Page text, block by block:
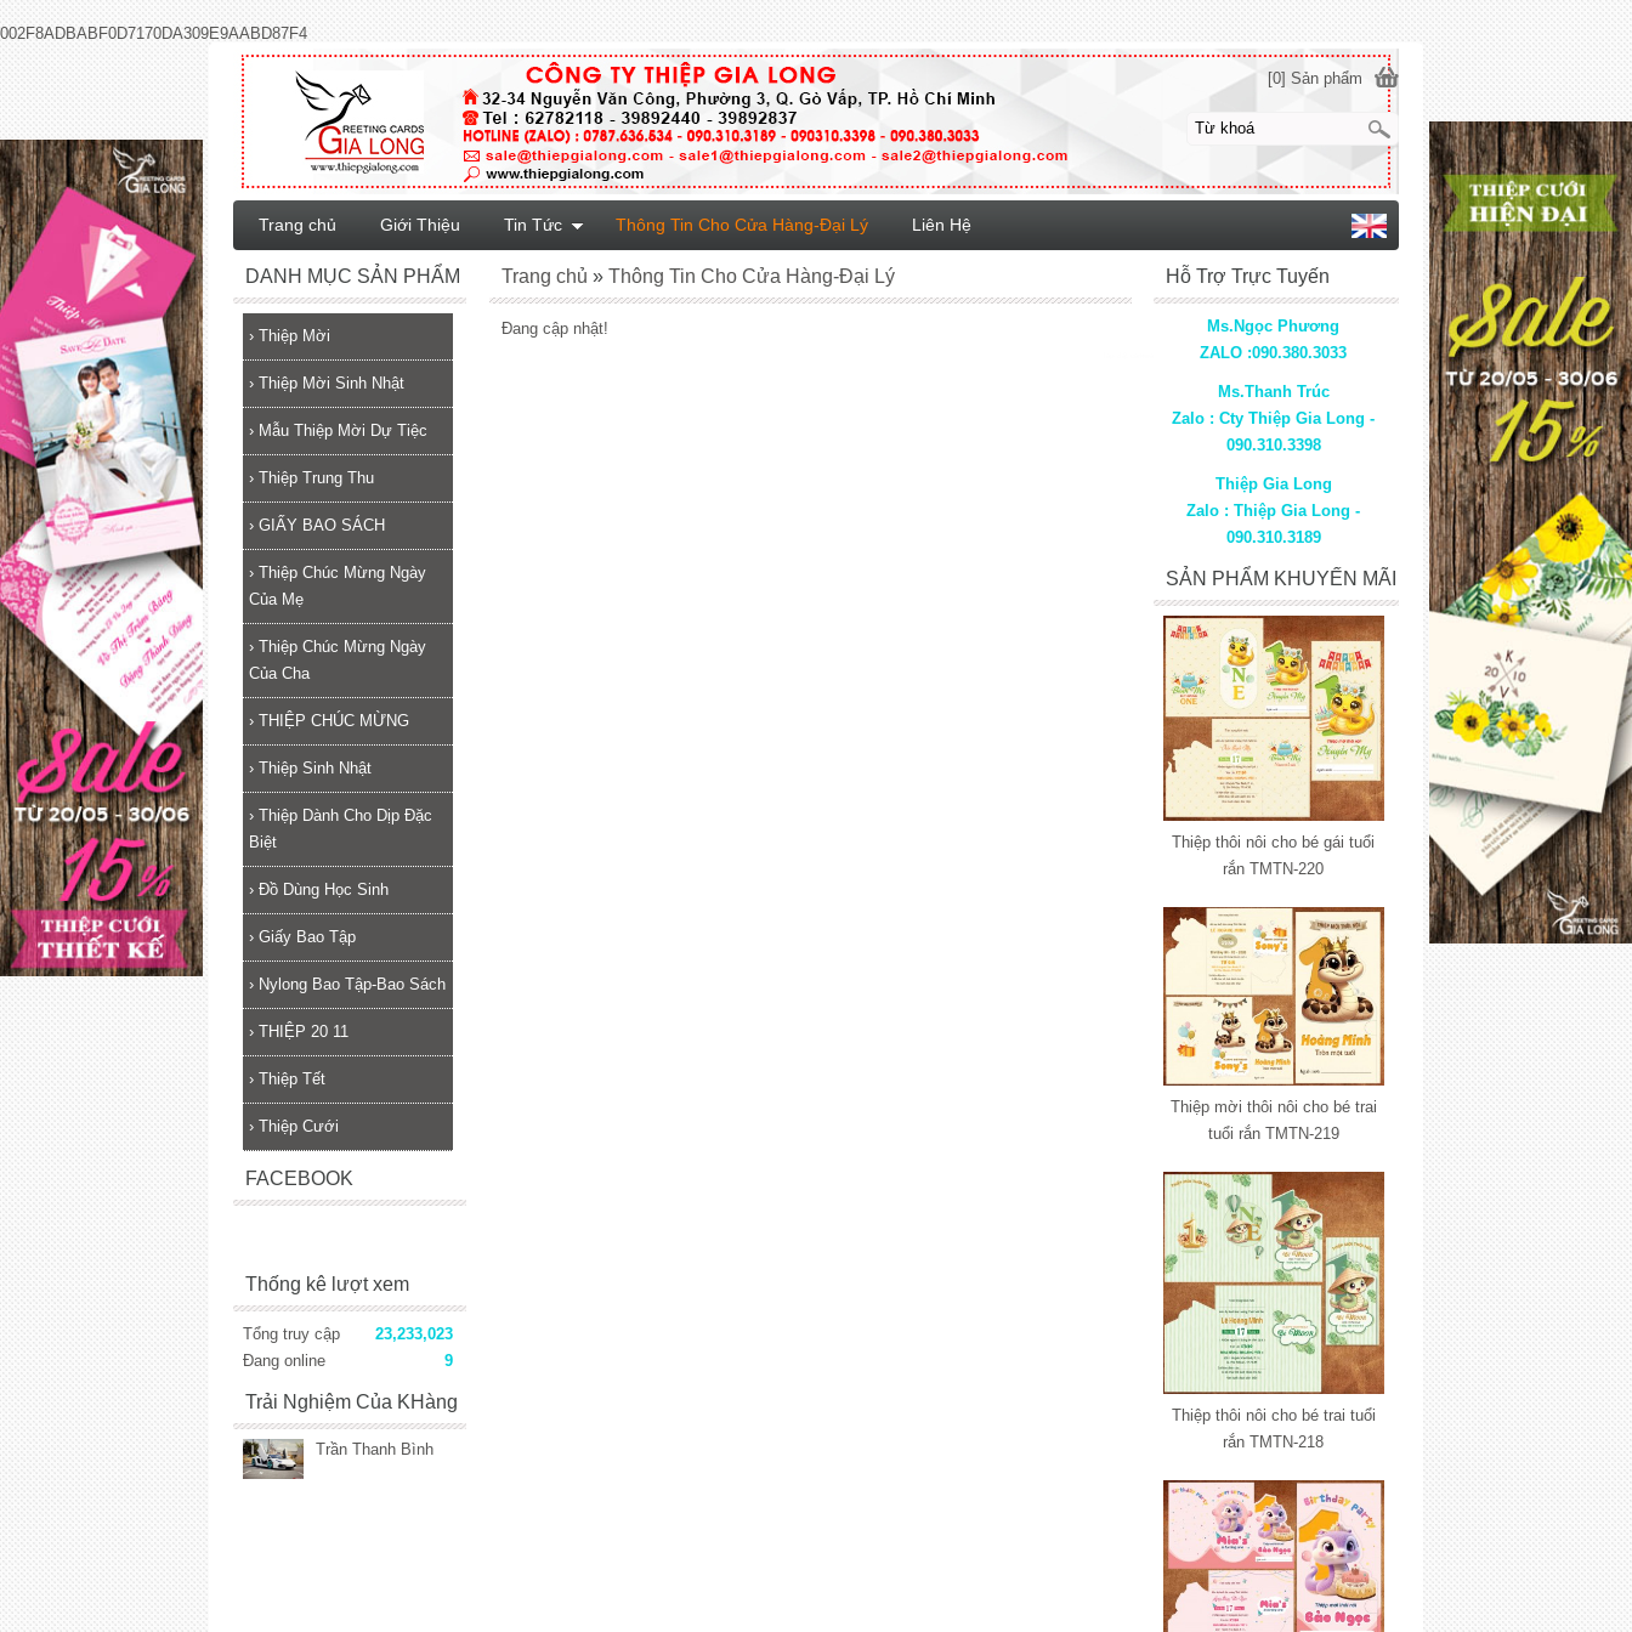
002F8ADBABF0D7170DA309E9AABD87F4
Đang cập nhật!
Trang chủ »Thông Tin Cho Cửa Hàng-Đại Lý Hỗ Trợ Trực Tuyến
Ms.Ngọc Phương
ZALO :090.380.3033
Ms.Thanh Trúc
Zalo : Cty Thiệp Gia Long -
090.310.3398
Thiệp Gia Long
Zalo : Thiệp Gia Long -
090.310.3189
SẢN PHẨM KHUYẾN MÃI
Thiệp thôi nôi cho bé gái tuổi
rắn TMTN-220
Thiệp mời thôi nôi cho bé trai
tuổi rắn TMTN-219
Thiệp thôi nôi cho bé trai tuổi
rắn TMTN-218
DANH MỤC SẢN PHẨM
› Thiệp Mời
› Thiệp Mời Sinh Nhật
› Mẫu Thiệp Mời Dự Tiệc
› Thiệp Trung Thu
› GIẤY BAO SÁCH
› Thiệp Chúc Mừng Ngày
Của Mẹ
› Thiệp Chúc Mừng Ngày
Của Cha
› THIỆP CHÚC MỪNG
› Thiệp Sinh Nhật
› Thiệp Dành Cho Dịp Đặc
Biệt
› Đồ Dùng Học Sinh
› Giấy Bao Tập
› Nylong Bao Tập-Bao Sách
› THIỆP 20 11
› Thiệp Tết
› Thiệp Cưới
FACEBOOK
Thống kê lượt xem
Tổng truy cập
23,233,023
Đang online
9
Trải Nghiệm Của KHàng
Trần Thanh Bình
[0] Sản phẩm
Trang chủ Giới Thiệu Tin Tức Thông Tin Cho Cửa Hàng-Đại Lý Liên Hệ